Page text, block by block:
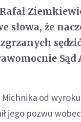
słowa, że
Sąd
Michnika od
jego pozwu